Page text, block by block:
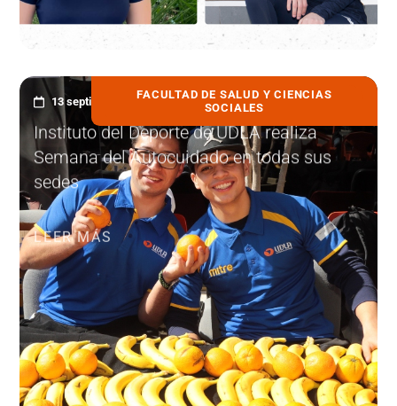
FACULTAD DE SALUD Y CIENCIAS
SOCIALES
13 septiembre, 2023
Instituto del Deporte de UDLA realiza
Semana del Autocuidado en todas sus
sedes
LEER MÁS